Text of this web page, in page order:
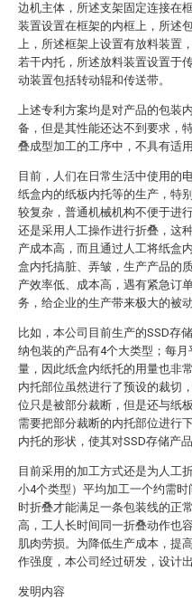
边机主体，所述支架固定连接在
装置设置在框架的内框上，所述
上，所述框架上设置有放料装置
若干内托，所述放料装置设置于
动装置包括转动辊和传送带。
上述专利方案均是对产品的包装
备，但是其性能还达不到要求，
叠成型加工的工序中，不具有适用
目前，人们在日常生活中使用的
纸盒内的纸板内托等的生产，特
较复杂，普通机械机构不便于进
还是采用人工操作进行折叠，这
产成本高，而且通过人工将纸盒
盒内托搞脏、弄皱，生产产品的
产效率低、成本高，遇有紧急订
务，给企业的生产带来极大的被动
比如，本公司目前生产的SSD存
纳包装的产品有4个大类型；每
量，因此纸盒内纸托的用量也非
内托部位虽然进行了预设的裁切
位只是被部分裁断，但是还与纸
需要把部分裁断的内托部位进行
内托的形状，使其对SSD存储产
目前采用的加工方式还是为人工
小4个类型）平均加工一个约需时
时折叠才能满足一条包装线的正
高，工人长时间同一折叠动作也
肌肉劳损。为降低生产成本，提
作强度，本公司经过研发，设计
发明内容